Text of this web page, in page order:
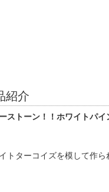
紹介
ストーン！！ホワイトパ
トターコイズを模して作ら